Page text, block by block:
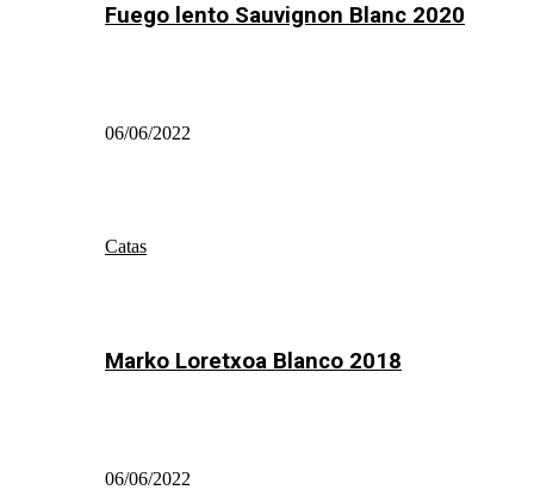
Fuego lento Sauvignon Blanc 2020
06/06/2022
Catas
Marko Loretxoa Blanco 2018
06/06/2022